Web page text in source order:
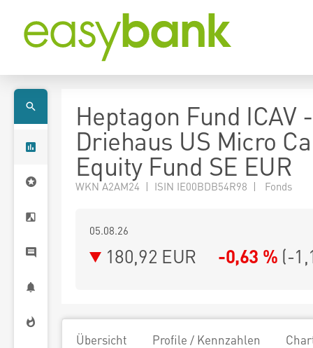
Heptagon Fund ICAV -
Driehaus US Micro
Equity Fund SE EUR
WKN A2AM24 | ISIN IE00BDB54R98 | Fonds
05.08.26
180,92 EUR -0,63 % (-
Übersicht Profile / Kennzahlen